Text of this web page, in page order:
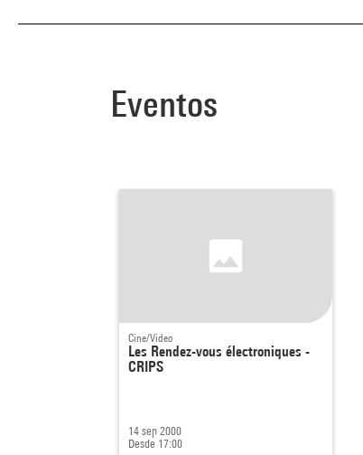
Eventos
Cine/Video
Les Rendez-vous électroniques -
CRIPS
14 sep 2000
Desde 17:00